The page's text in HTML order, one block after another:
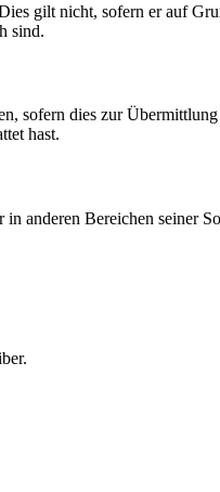
gilt nicht, sofern er auf
sind.
sofern dies zur
hast.
anderen Bereichen seiner